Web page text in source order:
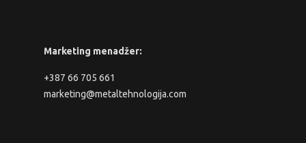
Marketing menadžer:
+387 66 705 661
marketing@metaltehnologija.com